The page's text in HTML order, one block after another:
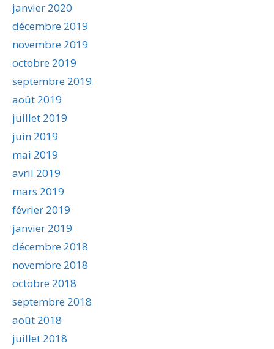
janvier 2020
décembre 2019
novembre 2019
octobre 2019
septembre 2019
août 2019
juillet 2019
juin 2019
mai 2019
avril 2019
mars 2019
février 2019
janvier 2019
décembre 2018
novembre 2018
octobre 2018
septembre 2018
août 2018
juillet 2018